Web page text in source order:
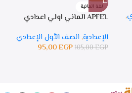
,
لغة المانية
APFEL الماني اولي اعدادي
الإعدادية, الصف الأول الإعدادي
105,00EGP
95,00EGP